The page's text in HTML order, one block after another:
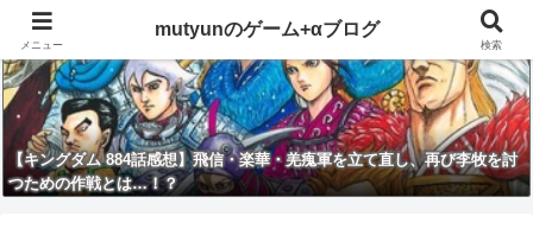
【キングダム 884話感想】飛信・楽華・羌瘣軍を立て直し、再び李牧を討
つための作戦とは…！？
メニュー
mutyunのゲーム+αブログ
検索